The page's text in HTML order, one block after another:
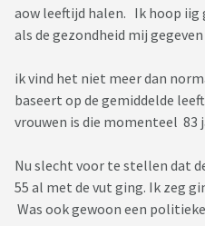
aow leeftijd halen. Ik hoop iig
als de gezondheid mij gegeven
ik vind het niet meer dan
baseert op de gemiddelde
vrouwen is die momenteel 83
Nu slecht voor te stellen dat
55 al met de vut ging. Ik zeg
Was ook gewoon een